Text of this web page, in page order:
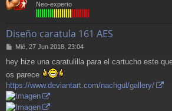
Neo-experto
Diseño caratula 161 AES
M
n
s
a
j
e
Mié, 27 Jun 2018, 23:04
hey hize una caratulilla para el cartucho este
os parece
https://www.deviantart.com/nachgul/gallery/